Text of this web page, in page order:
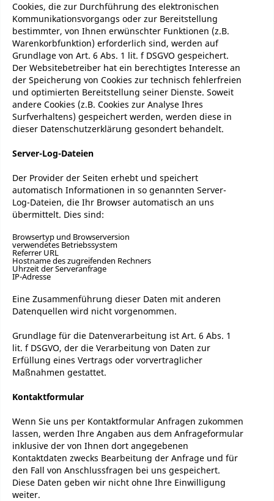
Cookies, die zur Durchführung des elektronischen
Kommunikationsvorgangs oder zur Bereitstellung
bestimmter, von Ihnen erwünschter Funktionen (z.B.
Warenkorbfunktion) erforderlich sind, werden auf
Grundlage von Art. 6 Abs. 1 lit. f DSGVO gespeichert.
Der Websitebetreiber hat ein berechtigtes Interesse an
der Speicherung von Cookies zur technisch fehlerfreien
und optimierten Bereitstellung seiner Dienste. Soweit
andere Cookies (z.B. Cookies zur Analyse Ihres
Surfverhaltens) gespeichert werden, werden diese in
dieser Datenschutzerklärung gesondert behandelt.
Server-Log-Dateien
Der Provider der Seiten erhebt und speichert
automatisch Informationen in so genannten Server-
Log-Dateien, die Ihr Browser automatisch an uns
übermittelt. Dies sind:
Browsertyp und Browserversion
verwendetes Betriebssystem
Referrer URL
Hostname des zugreifenden Rechners
Uhrzeit der Serveranfrage
IP-Adresse
Eine Zusammenführung dieser Daten mit anderen
Datenquellen wird nicht vorgenommen.
Grundlage für die Datenverarbeitung ist Art. 6 Abs. 1
lit. f DSGVO, der die Verarbeitung von Daten zur
Erfüllung eines Vertrags oder vorvertraglicher
Maßnahmen gestattet.
Kontaktformular
Wenn Sie uns per Kontaktformular Anfragen zukommen
lassen, werden Ihre Angaben aus dem Anfrageformular
inklusive der von Ihnen dort angegebenen
Kontaktdaten zwecks Bearbeitung der Anfrage und für
den Fall von Anschlussfragen bei uns gespeichert.
Diese Daten geben wir nicht ohne Ihre Einwilligung
weiter.